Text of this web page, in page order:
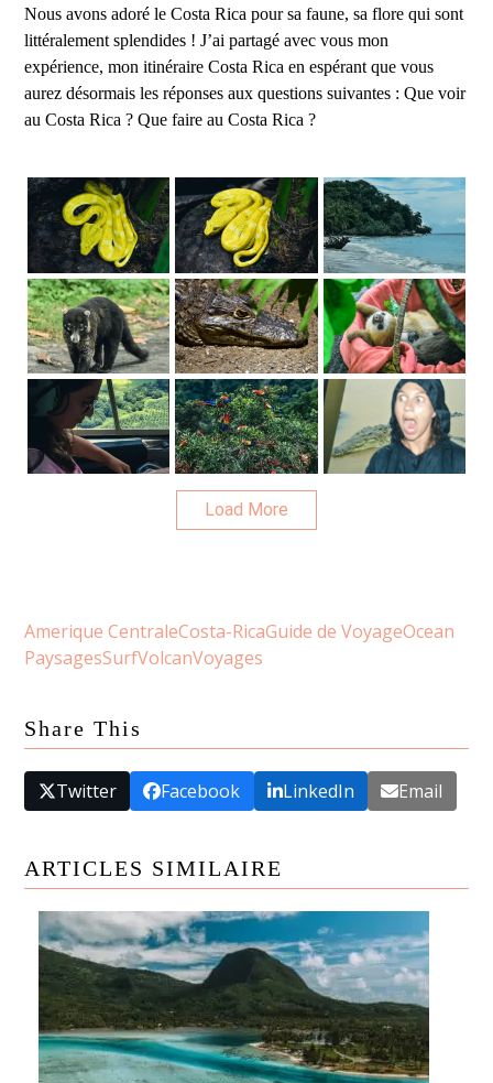
Nous avons adoré le Costa Rica pour sa faune, sa flore qui sont
littéralement splendides ! J’ai partagé avec vous mon
expérience, mon itinéraire Costa Rica en espérant que vous
aurez désormais les réponses aux questions suivantes : Que voir
au Costa Rica ? Que faire au Costa Rica ?
Load More
Amerique CentraleCosta-RicaGuide de VoyageOcean
PaysagesSurfVolcanVoyages
Share This
Twitter Facebook LinkedIn Email
ARTICLES SIMILAIRE